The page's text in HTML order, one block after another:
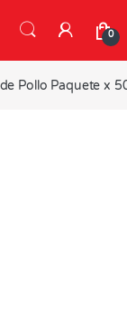
0
Pollo Paquete x